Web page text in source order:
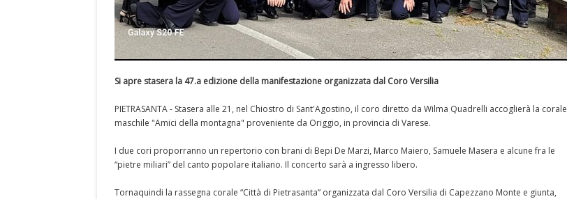
Si apre stasera la 47.a edizione della manifestazione organizzata dal Coro Versilia
PIETRASANTA - Stasera alle 21, nel Chiostro di Sant'Agostino, il coro diretto da Wilma Quadrelli accoglierà la corale
maschile "Amici della montagna" proveniente da Origgio, in provincia di Varese.
I due cori proporranno un repertorio con brani di Bepi De Marzi, Marco Maiero, Samuele Masera e alcune fra le
“pietre miliari” del canto popolare italiano. Il concerto sarà a ingresso libero.
Tornaquindi la rassegna corale “Città di Pietrasanta” organizzata dal Coro Versilia di Capezzano Monte e giunta,